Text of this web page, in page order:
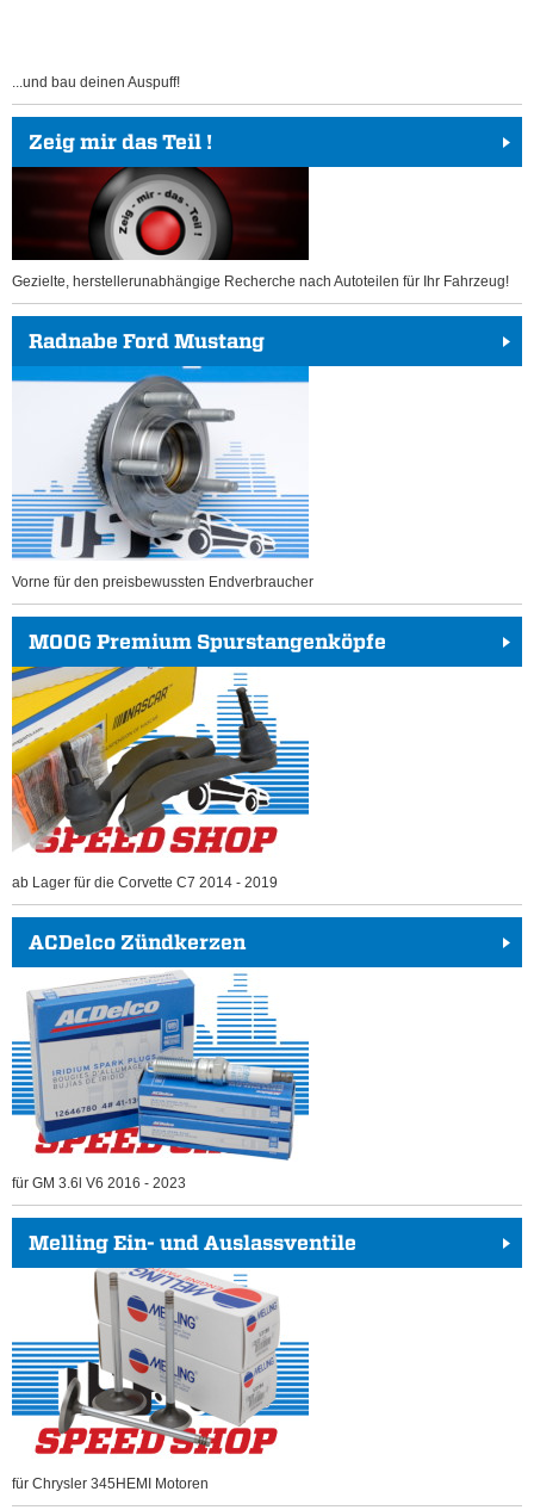
...und bau deinen Auspuff!
Zeig mir das Teil !
Gezielte, herstellerunabhängige Recherche nach Autoteilen für Ihr Fahrzeug!
Radnabe Ford Mustang
Vorne für den preisbewussten Endverbraucher
MOOG Premium Spurstangenköpfe
ab Lager für die Corvette C7 2014 - 2019
ACDelco Zündkerzen
für GM 3.6l V6 2016 - 2023
Melling Ein- und Auslassventile
für Chrysler 345HEMI Motoren